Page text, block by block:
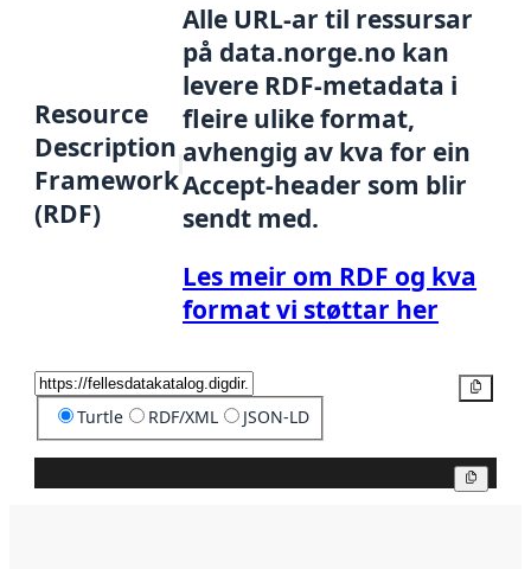
Resource
Description
Framework
(RDF)
Alle URL-ar til ressursar
på data.norge.no kan
levere RDF-metadata i
fleire ulike format,
avhengig av kva for ein
Accept-header som blir
sendt med.
Les meir om RDF og kva
format vi støttar her
Turtle RDF/XML JSON-LD